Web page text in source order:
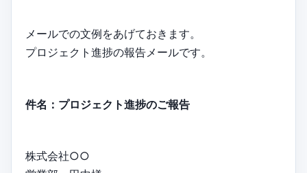
メールでの文例をあげておきます。
プロジェクト進捗の報告メールです。
件名：プロジェクト進捗のご報告
株式会社○○